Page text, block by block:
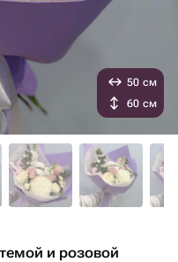
и розовой
50 см
60 см